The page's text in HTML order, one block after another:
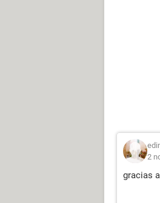
2
gracias